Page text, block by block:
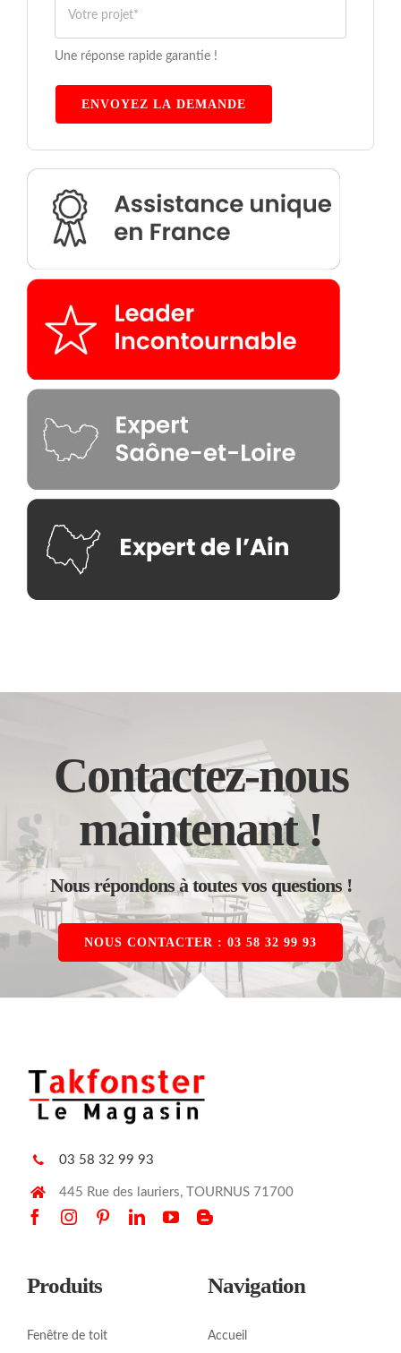
Une réponse rapide garantie !
ENVOYEZ LA DEMANDE
Contactez-nous
maintenant !
Nous répondons à toutes vos questions !
NOUS CONTACTER : 03 58 32 99 93
03 58 32 99 93
445 Rue des lauriers, TOURNUS 71700
Produits
Fenêtre de toit
Navigation
Accueil